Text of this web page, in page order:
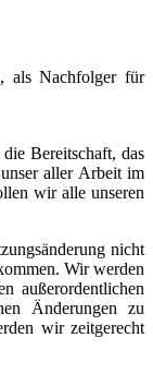
als Nachfolger für
Bereitschaft, das
aller Arbeit im
wir alle unseren
nicht
Wir werden
außerordentlichen
Änderungen zu
wir zeitgerecht